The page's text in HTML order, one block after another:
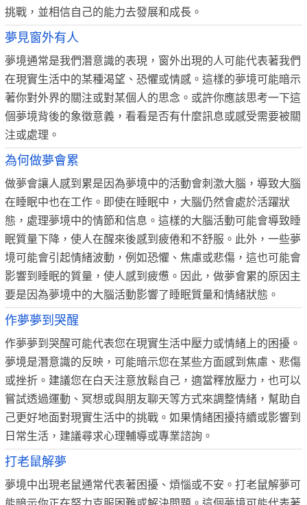
挑戰，並相信自己的能力去發展和成長。
夢見窗外有人
夢境通常是我們潛意識的表現，窗外出現的人可能代表著我們
在現實生活中的某種渴望、恐懼或情感。這樣的夢境可能暗示
著你對外界的關注或對某個人的思念。或許你應該思考一下這
個夢境背後的象徵意義，看看是否有什麼訊息或感受需要被關
注或處理。
為何做夢會累
做夢會讓人感到累是因為夢境中的活動會刺激大腦，導致大腦
在睡眠中也在工作。即使在睡眠中，大腦仍然會處於活躍狀
態，處理夢境中的情節和信息。這樣的大腦活動可能會導致睡
眠質量下降，使人在醒來後感到疲倦和不舒服。此外，一些夢
境可能會引起情緒波動，例如恐懼、焦慮或悲傷，這也可能會
影響到睡眠的質量，使人感到疲憊。因此，做夢會累的原因主
要是因為夢境中的大腦活動影響了睡眠質量和情緒狀態。
作夢夢到哭醒
作夢夢到哭醒可能代表您在現實生活中壓力或情緒上的困擾。
夢境是潛意識的反映，可能暗示您在某些方面感到焦慮、悲傷
或挫折。建議您在白天注意放鬆自己，適當釋放壓力，也可以
嘗試透過運動、冥想或與朋友聊天等方式來調整情緒，幫助自
己更好地面對現實生活中的挑戰。如果情緒困擾持續或影響到
日常生活，建議尋求心理輔導或專業諮詢。
打老鼠解夢
夢境中出現老鼠通常代表著困擾、煩惱或不安。打老鼠解夢可